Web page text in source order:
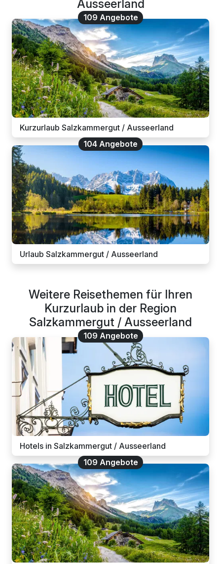
Ausseerland
109 Angebote
Kurzurlaub Salzkammergut / Ausseerland
104 Angebote
Urlaub Salzkammergut / Ausseerland
Weitere Reisethemen für Ihren
Kurzurlaub in der Region
Salzkammergut / Ausseerland
109 Angebote
Hotels in Salzkammergut / Ausseerland
109 Angebote